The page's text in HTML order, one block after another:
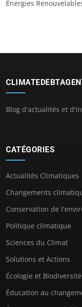
Énergies
Blog d'actualités et
CATÉGORIES
Actualités Climatiques
Changements
Conservation de
Politique climatique
Sciences du Climat
Solutions et Actions
Écologie et Biodiversité
Éducation au